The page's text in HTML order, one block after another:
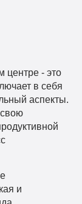
центре - это
в себя
аспекты.
и